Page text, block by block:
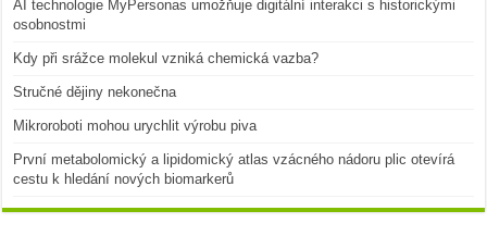
AI technologie MyPersonas umožňuje digitální interakci s historickými
osobnostmi
Kdy při srážce molekul vzniká chemická vazba?
Stručné dějiny nekonečna
Mikroroboti mohou urychlit výrobu piva
První metabolomický a lipidomický atlas vzácného nádoru plic otevírá
cestu k hledání nových biomarkerů